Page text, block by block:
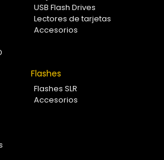
USB Flash Drives
Lectores de tarjetas
Accesorios
Flashes
Flashes SLR
Accesorios